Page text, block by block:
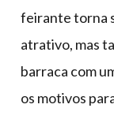
feirante torna
atrativo, mas
barraca com
os motivos